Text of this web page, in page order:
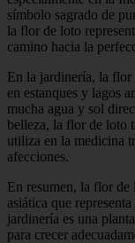
símbolo sagrado de
la flor de loto
camino hacia la
En la jardinería, la flor
en estanques y lagos
mucha agua y sol
belleza, la flor de loto
utiliza en la medicina
afecciones.
En resumen, la flor de
asiática que
jardinería es una
para crecer